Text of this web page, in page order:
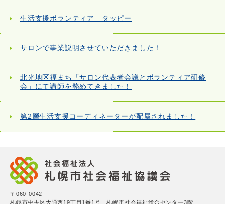
生活支援ボランティア タッピー
サロンで事業説明させていただきました！
北光地区福まち「サロン代表者会議とボランティア研修
会」にて講師を務めてきました！
第2層生活支援コーディネーターが配属されました！
〒060-0042
札幌市中央区大通西19丁目1番1号 札幌市社会福祉総合センター3階